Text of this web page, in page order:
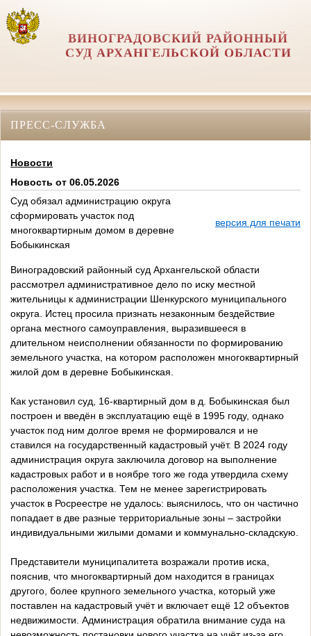
ВИНОГРАДОВСКИЙ РАЙОННЫЙ
СУД АРХАНГЕЛЬСКОЙ ОБЛАСТИ
ПРЕСС-СЛУЖБА
Новости
Новость от 06.05.2026
Суд обязал администрацию округа
сформировать участок под
многоквартирным домом в деревне
Бобыкинская
версия для печати
Виноградовский районный суд Архангельской области
рассмотрел административное дело по иску местной
жительницы к администрации Шенкурского муниципального
округа. Истец просила признать незаконным бездействие
органа местного самоуправления, выразившееся в
длительном неисполнении обязанности по формированию
земельного участка, на котором расположен многоквартирный
жилой дом в деревне Бобыкинская.
Как установил суд, 16-квартирный дом в д. Бобыкинская был
построен и введён в эксплуатацию ещё в 1995 году, однако
участок под ним долгое время не формировался и не
ставился на государственный кадастровый учёт. В 2024 году
администрация округа заключила договор на выполнение
кадастровых работ и в ноябре того же года утвердила схему
расположения участка. Тем не менее зарегистрировать
участок в Росреестре не удалось: выяснилось, что он частично
попадает в две разные территориальные зоны – застройки
индивидуальными жилыми домами и коммунально-складскую.
Представители муниципалитета возражали против иска,
пояснив, что многоквартирный дом находится в границах
другого, более крупного земельного участка, который уже
поставлен на кадастровый учёт и включает ещё 12 объектов
недвижимости. Администрация обратила внимание суда на